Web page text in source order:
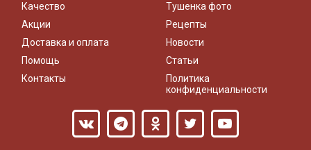
Качество
Акции
Доставка и оплата
Помощь
Контакты
Тушенка фото
Рецепты
Новости
Статьи
Политика
конфиденциальности